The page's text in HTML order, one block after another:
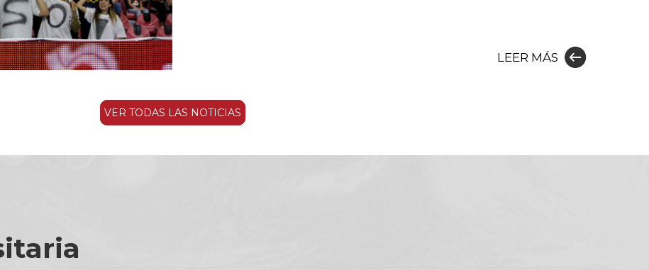
LEER MÁS
VER TODAS LAS NOTICIAS